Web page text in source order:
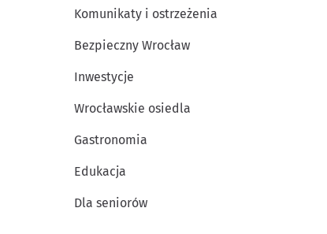
Komunikaty i ostrzeżenia
Bezpieczny Wrocław
Inwestycje
Wrocławskie osiedla
Gastronomia
Edukacja
Dla seniorów